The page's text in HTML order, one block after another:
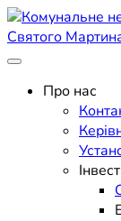
Skip
to
content
Поліклініка
Про нас